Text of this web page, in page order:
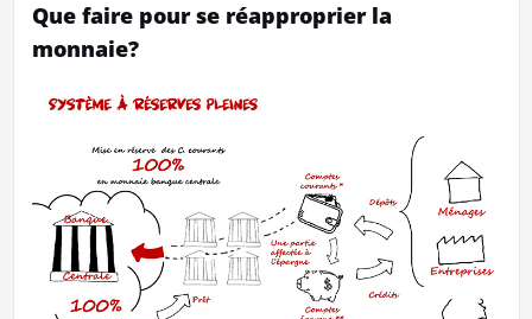
Que faire pour se réapproprier la
monnaie?